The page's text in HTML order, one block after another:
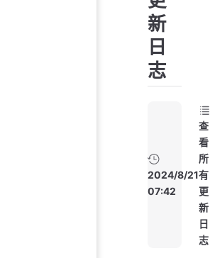
新
日
志
2024/8/21
07:42
查
看
所
有
更
新
日
志